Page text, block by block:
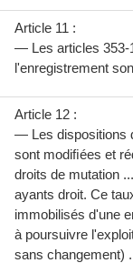
Article 11 :
— Les articles 353-
l'enregistrement
Article 12 :
— Les dispositions
sont modiﬁées et
droits de mutation
ayants droit. Ce
immobilisés d'une
à poursuivre
sans changement)